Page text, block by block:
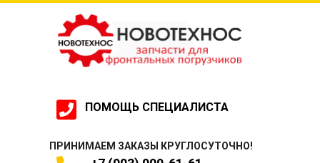
ПОМОЩЬ СПЕЦИАЛИСТА
ПРИНИМАЕМ ЗАКАЗЫ КРУГЛОСУТОЧНО!